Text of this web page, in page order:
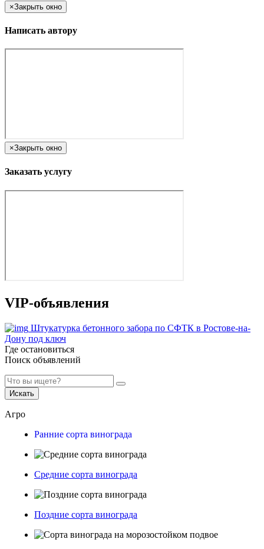
×Закрыть окно
Написать автору
×Закрыть окно
Заказать услугу
VIP-объявления
Штукатурка бетонного забора по СФТК в Ростове-на-
Дону под ключ
Где остановиться
Поиск объявлений
Искать
Агро
Ранние сорта винограда
Средние сорта винограда
Поздние сорта винограда